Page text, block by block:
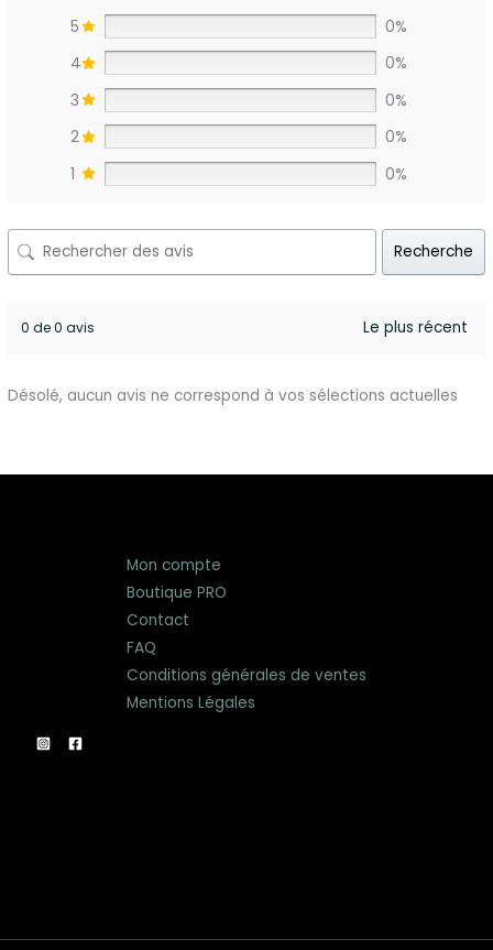
5
0%
4
0%
3
0%
2
0%
1
0%
Recherche
0 de 0 avis
Désolé, aucun avis ne correspond à vos sélections actuelles
Mon compte
Boutique PRO
Contact
FAQ
Conditions générales de ventes
Mentions Légales